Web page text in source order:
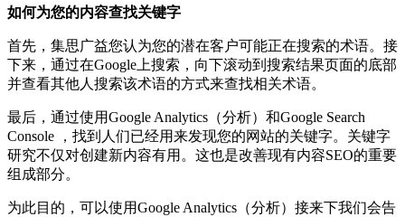
如何为您的内容查找关键字
首先，集思广益您认为您的潜在客户可能正在搜索的术语。 接
下来，通过在Google上搜索，向下滚动到搜索结果页面的底部
并查看其他人搜索该术语的方式来查找相关术语。
最后，通过使用Google Analytics（分析）和Google Search
Console ，找到人们已经用来发现您的网站的关键字。关键字
研究不仅对创建新内容有用。这也是改善现有内容SEO的重要
组成部分。
为此目的，可以使用Google Analytics（分析）接来下我们会告